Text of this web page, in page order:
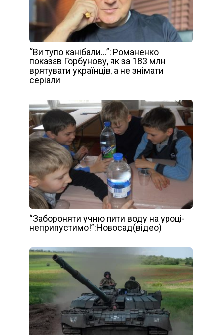
“Ви тупо канібали…”: Романенко
показав Горбунову, як за 183 млн
врятувати українців, а не знімати
серіали
“Забороняти учню пити воду на уроці-
неприпустимо!”:Новосад(відео)